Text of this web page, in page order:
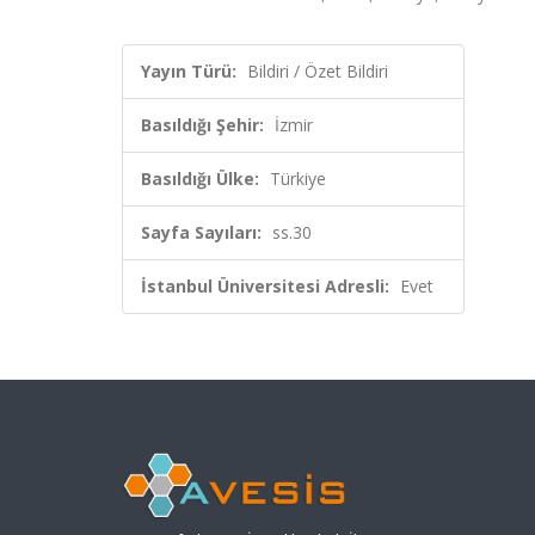
Yayın Türü: Bildiri / Özet Bildiri
Basıldığı Şehir: İzmir
Basıldığı Ülke: Türkiye
Sayfa Sayıları: ss.30
İstanbul Üniversitesi Adresli: Evet